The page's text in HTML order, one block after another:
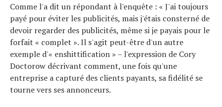
Comme l'a dit un répondant à l'enquête : « J'ai toujours
payé pour éviter les publicités, mais j'étais consterné de
devoir regarder des publicités, même si je payais pour le
forfait « complet ». Il s'agit peut-être d'un autre
exemple d'« enshittification » – l'expression de Cory
Doctorow décrivant comment, une fois qu'une
entreprise a capturé des clients payants, sa fidélité se
tourne vers ses annonceurs.